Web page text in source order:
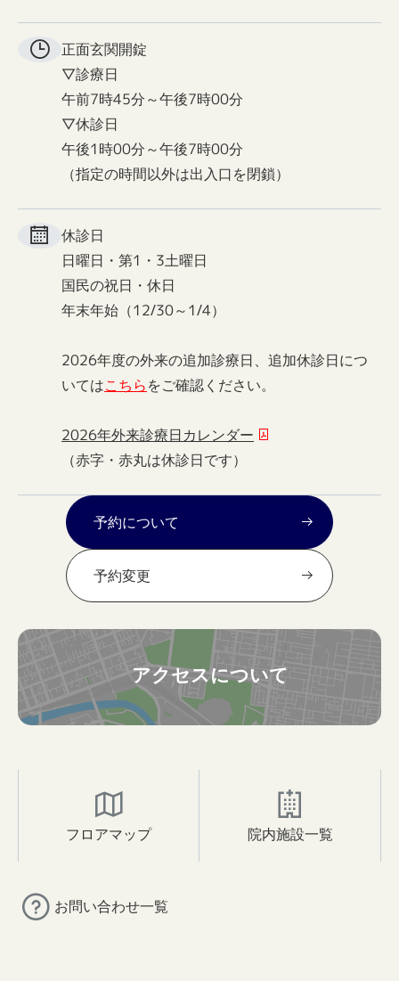
正面玄関開錠
▽診療日
午前7時45分～午後7時00分
▽休診日
午後1時00分～午後7時00分
（指定の時間以外は出入口を閉鎖）
休診日
日曜日・第1・3土曜日
国民の祝日・休日
年末年始（12/30～1/4）
2026年度の外来の追加診療日、追加休診日につ
いてはこちらをご確認ください。
2026年外来診療日カレンダー
（赤字・赤丸は休診日です）
予約について
予約変更
アクセスについて
フロアマップ 院内施設一覧
お問い合わせ一覧